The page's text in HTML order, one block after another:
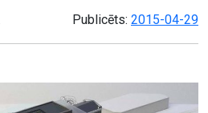
Publicēts: 2015-04-29